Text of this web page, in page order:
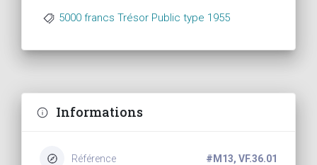
5000 francs Trésor Public type 1955
Informations
Référence #M13, VF.36.01